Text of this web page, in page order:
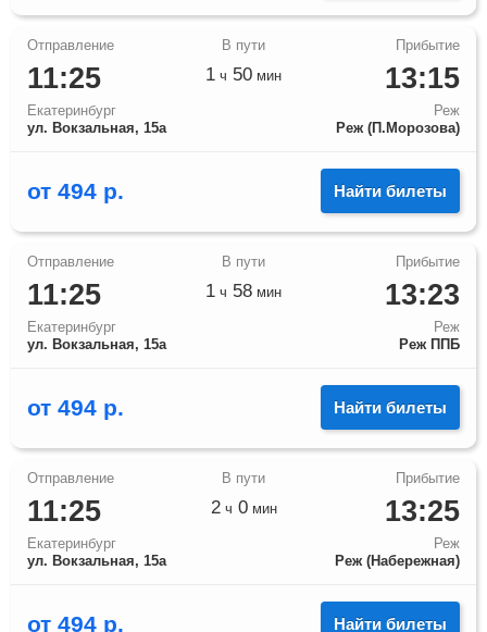
11:25
Екатеринбург
ул. Вокзальная, 15а
13:15
Реж
Реж (П.Морозова)
1 ч 50 мин
от 494 р. Найти билеты
11:25
Екатеринбург
ул. Вокзальная, 15а
13:23
Реж
Реж ППБ
1 ч 58 мин
от 494 р. Найти билеты
11:25
Екатеринбург
ул. Вокзальная, 15а
13:25
Реж
Реж (Набережная)
2ч 0мин
от 494 р. Найти билеты